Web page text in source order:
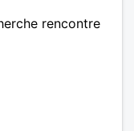
rencontre